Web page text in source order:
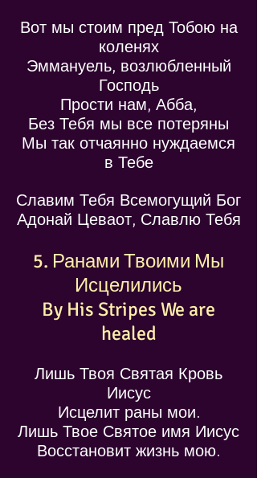
Вот мы стоим пред Тобою на
коленях
Эммануель, возлюбленный
Господь
Прости нам, Абба,
Без Тебя мы все потеряны
Мы так отчаянно нуждаемся
в Тебе
Славим Тебя Всемогущий Бог
Адонай Цеваот, Славлю Тебя
5. Ранами Твоими Мы
Исцелились
By His Stripes We are
healed
Лишь Твоя Святая Кровь
Иисус
Исцелит раны мои.
Лишь Твое Святое имя Иисус
Восстановит жизнь мою.